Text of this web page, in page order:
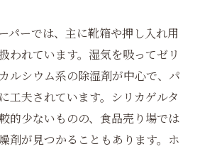
パーでは、主に靴箱や押し入れ用
われています。湿気を吸ってゼリ
ルシウム系の除湿剤が中心で、パ
工夫されています。シリカゲルタ
的少ないものの、食品売り場では
剤が見つかることもあります。ホ